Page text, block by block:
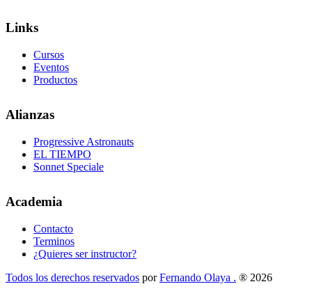
Links
Cursos
Eventos
Productos
Alianzas
Progressive Astronauts
EL TIEMPO
Sonnet Speciale
Academia
Contacto
Terminos
¿Quieres ser instructor?
Todos los derechos reservados porFernando Olaya . ® 2026